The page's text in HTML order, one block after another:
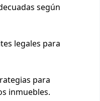
según
legales para
para
inmuebles.